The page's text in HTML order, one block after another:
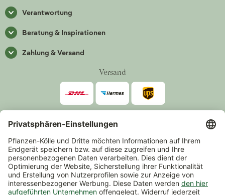
Verantwortung
Beratung & Inspirationen
Zahlung & Versand
Versand
Zahlarten
*Alle Preise inkl. gesetzlicher Mehrwertsteuer zzgl.Versand
Mindestbestellwert 14,90 €, ausgenommen sind Gutscheine und
Events.